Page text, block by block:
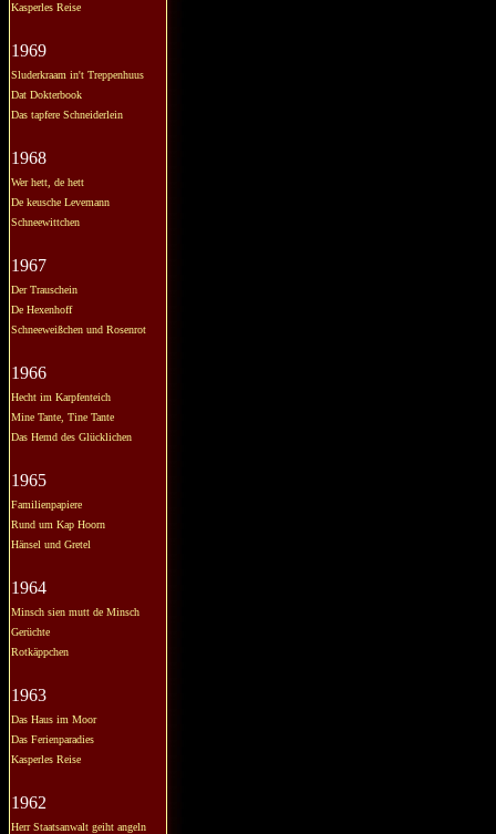
Kasperles Reise
1969
Sluderkraam in't Treppenhuus
Dat Dokterbook
Das tapfere Schneiderlein
1968
Wer hett, de hett
De keusche Levemann
Schneewittchen
1967
Der Trauschein
De Hexenhoff
Schneeweißchen und Rosenrot
1966
Hecht im Karpfenteich
Mine Tante, Tine Tante
Das Hemd des Glücklichen
1965
Familienpapiere
Rund um Kap Hoorn
Hänsel und Gretel
1964
Minsch sien mutt de Minsch
Gerüchte
Rotkäppchen
1963
Das Haus im Moor
Das Ferienparadies
Kasperles Reise
1962
Herr Staatsanwalt geiht angeln